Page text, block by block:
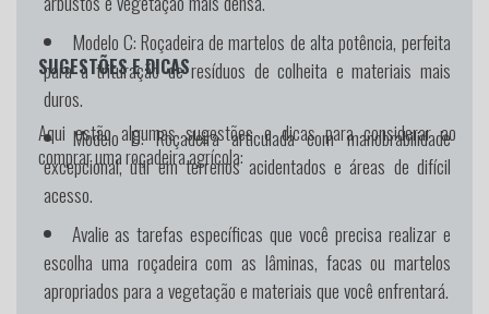
Modelo C:Roçadeira de martelos de alta potência, perfeita
para a trituração de resíduos de colheita e materiais mais
duros.
Modelo D:Roçadeira articulada com manobrabilidade
excepcional, útil em terrenos acidentados e áreas de difícil
acesso.
SUGESTÕES E DICAS
Aqui estão algumas sugestões e dicas para considerar ao
comprar uma roçadeira agrícola:
Avalie as tarefas específicas que você precisa realizar e
escolha uma roçadeira com as lâminas, facas ou martelos
apropriados para a vegetação e materiais que você enfrentará.